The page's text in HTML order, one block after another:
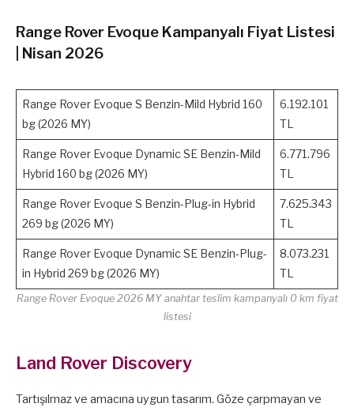
Range Rover Evoque Kampanyalı Fiyat Listesi
| Nisan 2026
Range Rover Evoque S Benzin-Mild Hybrid 160
bg (2026 MY)
6.192.101
TL
Range Rover Evoque Dynamic SE Benzin-Mild
Hybrid 160 bg (2026 MY)
6.771.796
TL
Range Rover Evoque S Benzin-Plug-in Hybrid
269 bg (2026 MY)
7.625.343
TL
Range Rover Evoque Dynamic SE Benzin-Plug-
in Hybrid 269 bg (2026 MY)
8.073.231
TL
Range Rover Evoque 2026 MY anahtar teslim kampanyalı 0 km fiyat
listesi
Land Rover Discovery
Tartışılmaz ve amacına uygun tasarım. Göze çarpmayan ve